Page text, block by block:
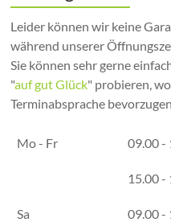
Leider können wir keine
während unserer
Sie können sehr gerne
"auf gut Glück" probieren,
Terminabsprache
Mo - Fr 09.00 -
15.00 -
Sa 09.00 -